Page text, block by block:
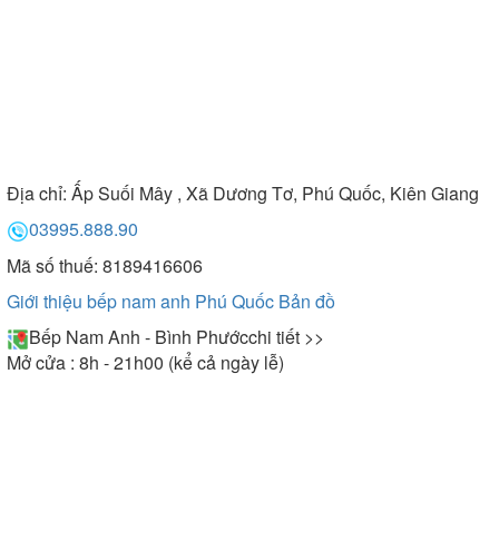
Địa chỉ: Ấp Suối Mây , Xã Dương Tơ, Phú Quốc, Kiên Giang
03995.888.90
Mã số thuế: 8189416606
Giới thiệu bếp nam anh Phú Quốc Bản đồ
Bếp Nam Anh - Bình Phướcchi tiết >>
Mở cửa : 8h - 21h00 (kể cả ngày lễ)